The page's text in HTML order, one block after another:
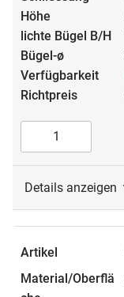
Details anzeigen